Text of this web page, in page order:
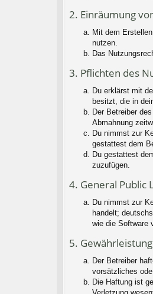
2. Einräumung
Mit dem
nutzen.
Das
3. Pflichten des
Du erklärst mit
besitzt, die in
Der Betreiber
Abmahnung
Du nimmst zur
gestattest dem
Du gestattest
zuzufügen.
4. General Public
Du nimmst zur
handelt;
wie die Software
5. Gewährleistung
Der Betreiber
vorsätzliches
Die Haftung ist